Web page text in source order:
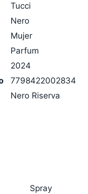
Tucci
Nero
Mujer
Parfum
2024
7798422002834
Nero Riserva
Spray